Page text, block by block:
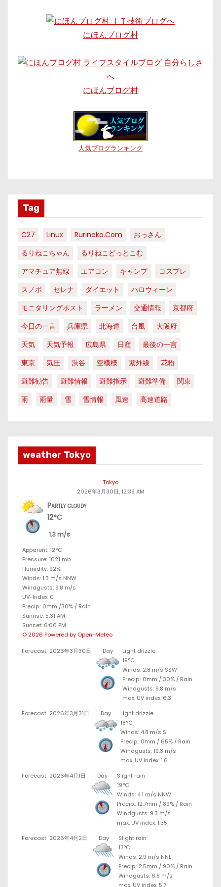
にほんブログ村
にほんブログ村
人気ブログランキング
Tag
C27 Linux Rurineko.com
おっさん
るりねこちゃん
るりねこどっとこむ
アマチュア無線
エアコン キャンプ
コスプレ
スノボ
セレナ ダイエット
ハロウィーン
モニタリングポスト
ラーメン 交通情報
京都府
今日の一言
兵庫県 北海道 台風
大阪府
天気
天気予報 広島県 日産
最後の一言
東京
気圧 渋谷 空模様 紫外線
花粉
避難勧告
避難情報 避難指示 避難準備
関東
雨
雨量 雪 雪情報 風速 高速道路
weather Tokyo
Tokyo
2026年3月30日, 12:39 AM
Partly cloudy
12°C
1.3 m/s
Apparent: 12°C
Pressure: 1021 mb
Humidity: 92%
Winds: 1.3 m/s NNW
Windgusts: 9.8 m/s
UV-Index: 0
Precip.: 0mm /30% / Rain
Sunrise: 5:31 AM
Sunset: 6:00 PM
© 2026 Powered by Open-Meteo
Forecast 2026年3月30日 Day
Light drizzle
19°C
Winds: 2.8 m/s SSW
Precip.: 0mm /30% / Rain
Windgusts: 9.8 m/s
max. UV index: 6.3
Forecast 2026年3月31日 Day
Light drizzle
18°C
Winds: 4.8 m/s S
Precip.: 0mm / 65% / Rain
Windgusts: 19.3 m/s
max. UV index: 1.6
Forecast 2026年4月1日 Day
Slight rain
19°C
Winds: 4.1 m/s NNW
Precip.: 12.7mm / 89% / Rain
Windgusts: 9.3 m/s
max. UV index: 1.35
Forecast 2026年4月2日 Day
Slight rain
17°C
Winds: 2.9 m/s NNE
Precip.: 2.5mm / 90% / Rain
Windgusts: 6.8 m/s
max. UV index: 5.7